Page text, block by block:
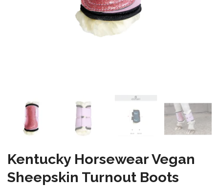
Kentucky Horsewear Vegan
Sheepskin Turnout Boots